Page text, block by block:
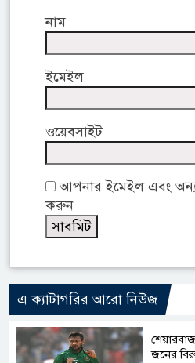
নাম
ইমেইল
ওয়েবসাইট
আপনার ইমেইল এবং
করুন
এ ক্যাটাগরির আরো নিউজ
জনের